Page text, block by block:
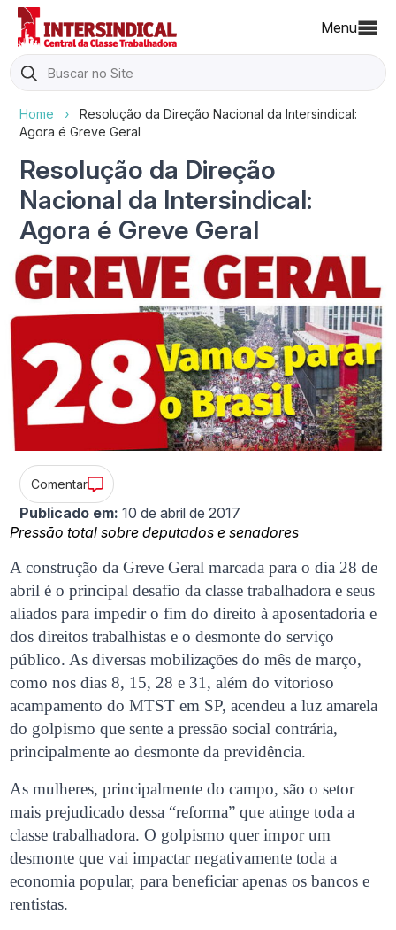
Menu
Search
for:
Home ›
Resolução da Direção Nacional da Intersindical:
Agora é Greve Geral
Resolução da Direção
Nacional da Intersindical:
Agora é Greve Geral
Comentar
Publicado em: 10 de abril de 2017
Pressão total sobre deputados e senadores
A construção da Greve Geral marcada para o dia 28 de
abril é o principal desafio da classe trabalhadora e seus
aliados para impedir o fim do direito à aposentadoria e
dos direitos trabalhistas e o desmonte do serviço
público. As diversas mobilizações do mês de março,
como nos dias 8, 15, 28 e 31, além do vitorioso
acampamento do MTST em SP, acendeu a luz amarela
do golpismo que sente a pressão social contrária,
principalmente ao desmonte da previdência.
As mulheres, principalmente do campo, são o setor
mais prejudicado dessa “reforma” que atinge toda a
classe trabalhadora. O golpismo quer impor um
desmonte que vai impactar negativamente toda a
economia popular, para beneficiar apenas os bancos e
rentistas.